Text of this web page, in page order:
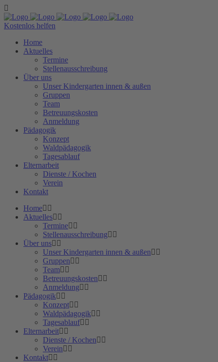
Kostenlos helfen
Home
Aktuelles
Termine
Stellenausschreibung
Über uns
Unser Kindergarten innen & außen
Gruppen
Team
Betreuungskosten
Anmeldung
Pädagogik
Konzept
Waldpädagogik
Tagesablauf
Elternarbeit
Dienste / Kochen
Verein
Kontakt
Home
Aktuelles
Termine
Stellenausschreibung
Über uns
Unser Kindergarten innen & außen
Gruppen
Team
Betreuungskosten
Anmeldung
Pädagogik
Konzept
Waldpädagogik
Tagesablauf
Elternarbeit
Dienste / Kochen
Verein
Kontakt